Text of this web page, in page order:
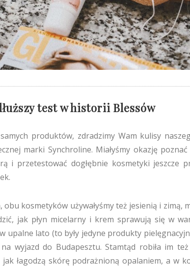
test w historii Blessów
produktów, zdradzimy Wam kulisy
marki Synchroline. Miałyśmy okazję
i przetestować dogłębnie kosmetyki jeszcze
obu kosmetyków używałyśmy też jesienią i zimą,
jak płyn micelarny i krem sprawują się w
upalne lato (to były jedyne produkty
wyjazd do Budapesztu. Stamtąd robiła im też
jak łagodzą skórę podrażnioną opalaniem, a w